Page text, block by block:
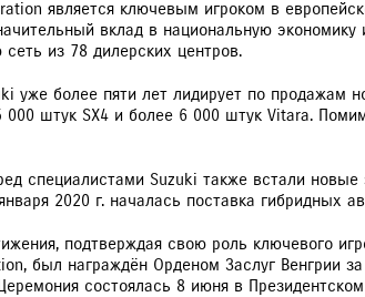
является ключевым игроком в
вклад в национальную экономику
из 78 дилерских центров.
уже более пяти лет лидирует по продажам
штук SX4 и более 6 000 штук Vitara.
специалистами Suzuki также встали новые
2020 г. началась поставка гибридных
подтверждая свою роль ключевого
был награждён Орденом Заслуг Венгрии
состоялась 8 июня в